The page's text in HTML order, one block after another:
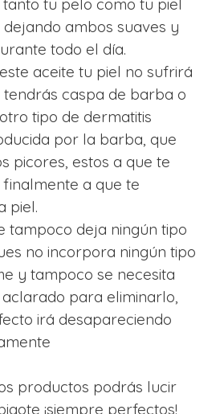
dejando ambos suaves y
todo el día.
aceite tu piel no sufrirá
tendrás caspa de barba o
tipo de dermatitis
por la barba, que
picores, estos a que te
a que te
piel.
tampoco deja ningún tipo
no incorpora ningún tipo
y tampoco se necesita
para eliminarlo,
irá desapareciendo
productos podrás lucir
¡siempre perfectos!